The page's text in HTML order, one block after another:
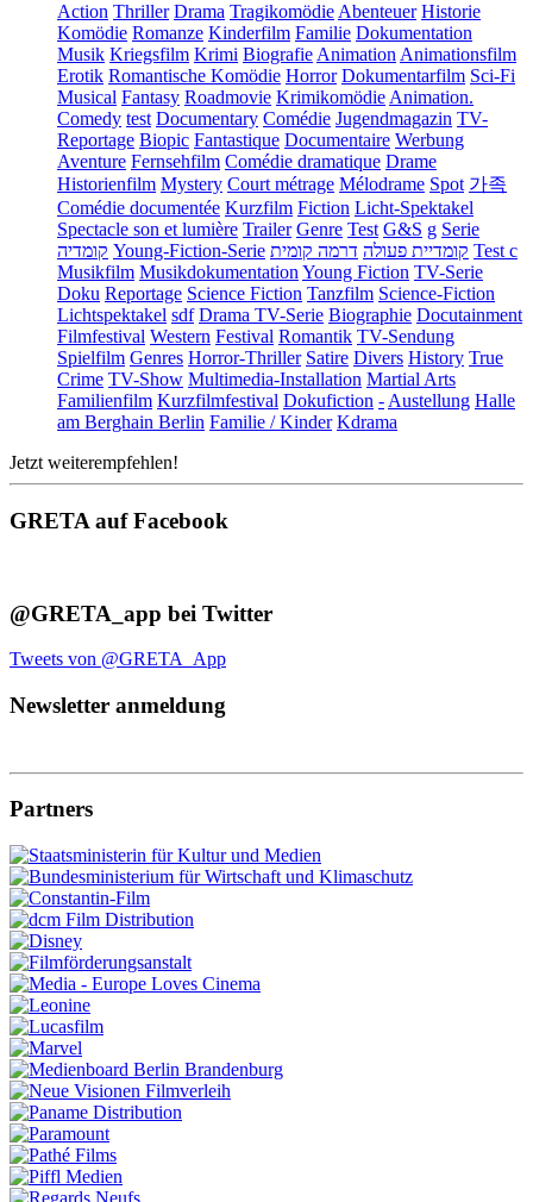
Action Thriller Drama TragikomödieAbenteuer Historie
Komödie Romanze Kinderfilm Familie Dokumentation
Musik Kriegsfilm Krimi BiografieAnimationAnimationsfilm
Erotik Romantische Komödie Horror Dokumentarfilm Sci-Fi
Musical Fantasy Roadmovie KrimikomödieAnimation.
Comedy test Documentary Comédie Jugendmagazin TV-
Reportage Biopic Fantastique Documentaire Werbung
Aventure Fernsehfilm Comédie dramatique Drame
Historienfilm Mystery Court métrage Mélodrame Spot 가족
Comédie documentée Kurzfilm Fiction Licht-Spektakel
Spectacle son et lumière Trailer Genre Test G&S g Serie
קומדיה Young-Fiction-Serie קומדיית פעולה דרמה קומית
Test c
Musikfilm MusikdokumentationYoung Fiction TV-Serie
Doku Reportage Science Fiction Tanzfilm Science-Fiction
Lichtspektakel sdf Drama TV-Serie Biographie Docutainment
Filmfestival Western Festival Romantik TV-Sendung
Spielfilm Genres Horror-Thriller Satire Divers History True
Crime TV-Show Multimedia-Installation Martial Arts
Familienfilm Kurzfilmfestival Dokufiction -Austellung Halle
am Berghain Berlin Familie / Kinder Kdrama
Jetzt weiterempfehlen!
GRETA auf Facebook
@GRETA_app bei Twitter
Tweets von @GRETA_App
Newsletter anmeldung
Partners